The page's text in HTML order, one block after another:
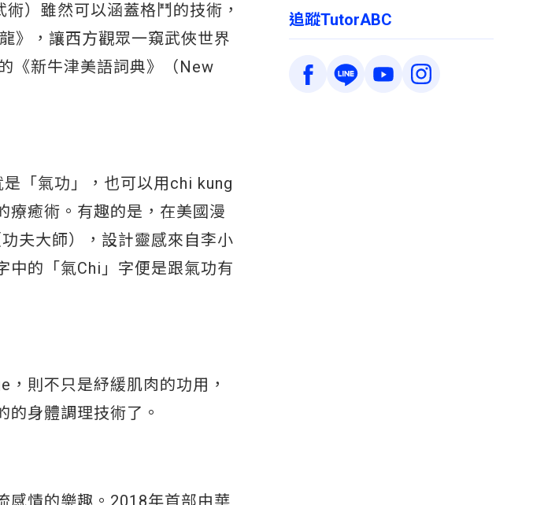
）雖然可以涵蓋格鬥的技術，
》，讓西方觀眾一窺武俠世界
《新牛津美語詞典》（New
「氣功」，也可以用chi kung
療癒術。有趣的是，在美國漫
夫大師），設計靈感來自李小
中的「氣Chi」字便是跟氣功有
則不只是紓緩肌肉的功用，
身體調理技術了。
感情的樂趣。2018年首部由華
追蹤TutorABC